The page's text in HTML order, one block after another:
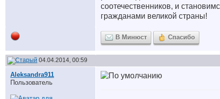
соотечественников, и
гражданами великой страны!
В Минюст Спасибо
04.04.2014, 00:59
Aleksandra911
Пользователь